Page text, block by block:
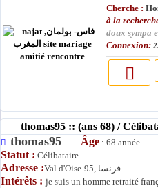
Cherche :
à la
doux sympa
Connexion:
thomas95 :: (ans 68) /
thomas95 Âge : 68 année .
Statut : Célibataire
Adresse : Val d'Oise-95, فرنسا
Intérêts : je suis un homme retraité